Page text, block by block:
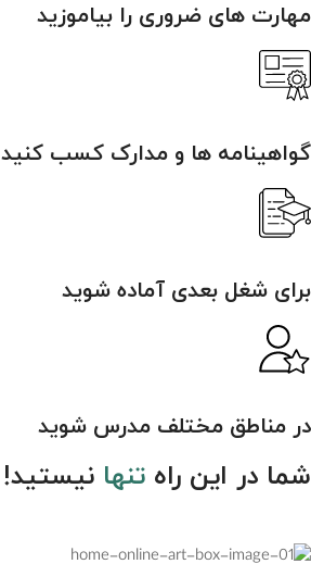
مهارت های ضروری را بیاموزید
گواهینامه ها و مدارک کسب کنید
برای شغل بعدی آماده شوید
در مناطق مختلف مدرس شوید
شما در این راه تنها نیستید!